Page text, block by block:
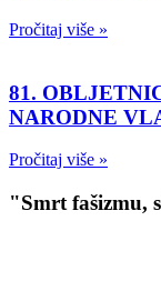
Pročitaj više »
81.
NARODNE
Pročitaj više »
"Smrt fašizmu,